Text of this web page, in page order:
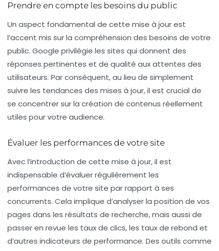
Prendre en compte les besoins du public
Un aspect fondamental de cette mise à jour est
l’accent mis sur la compréhension des besoins de votre
public. Google privilégie les sites qui donnent des
réponses pertinentes et de qualité aux attentes des
utilisateurs. Par conséquent, au lieu de simplement
suivre les tendances des mises à jour, il est crucial de
se concentrer sur la création de contenus réellement
utiles pour votre audience.
Évaluer les performances de votre site
Avec l’introduction de cette mise à jour, il est
indispensable d’évaluer régulièrement les
performances de votre site par rapport à ses
concurrents. Cela implique d’analyser la position de vos
pages dans les résultats de recherche, mais aussi de
passer en revue les taux de clics, les taux de rebond et
d’autres indicateurs de performance. Des outils comme